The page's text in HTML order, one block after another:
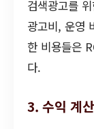
검색광고를
광고비, 운영
한 비용들은
다.
3. 수익 계산